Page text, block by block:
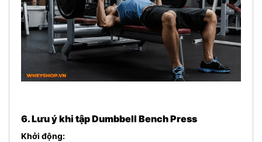
6. Lưu ý khi tập Dumbbell Bench Press
Khởi động: